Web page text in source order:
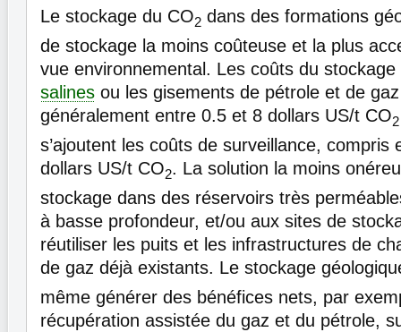
Le stockage du CO2 dans des formations
de stockage la moins coûteuse et la plus
vue environnemental. Les coûts du
salines ou les gisements de pétrole et de
généralement entre 0.5 et 8 dollars US/t CO2
s’ajoutent les coûts de surveillance, compris
dollars US/t CO2. La solution la moins
stockage dans des réservoirs très
à basse profondeur, et/ou aux sites de
réutiliser les puits et les infrastructures de
de gaz déjà existants. Le stockage
même générer des bénéfices nets, par
récupération assistée du gaz et du pétrole,